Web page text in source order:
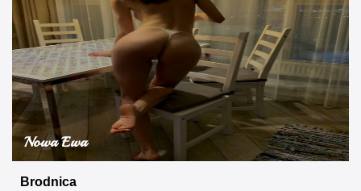
Nowa Ewa
Brodnica